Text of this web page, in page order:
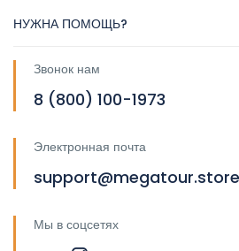
НУЖНА ПОМОЩЬ?
Звонок нам
8 (800) 100-1973
Электронная почта
support@megatour.store
Мы в соцсетях